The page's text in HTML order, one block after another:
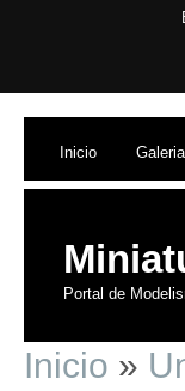
Inicio
Portal de
Inicio »